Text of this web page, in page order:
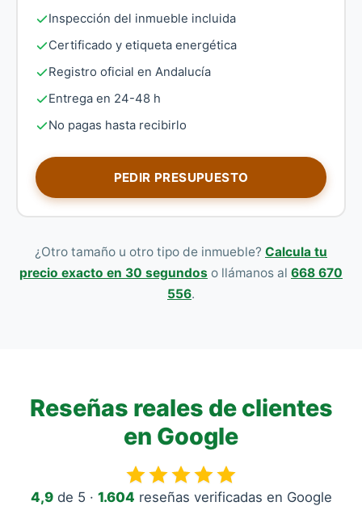
Inspección del inmueble incluida
Certificado y etiqueta energética
Registro oficial en Andalucía
Entrega en 24-48 h
No pagas hasta recibirlo
PEDIR PRESUPUESTO
¿Otro tamaño u otro tipo de inmueble? Calcula tu
precio exacto en 30 segundos o llámanos al 668 670
556.
Reseñas reales de clientes
en Google
4,9de 5 · 1.604 reseñas verificadas en Google